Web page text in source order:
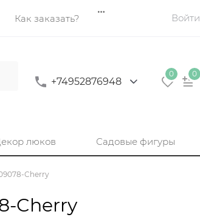
Как заказать? Войти
+74952876948
0 0
люков Садовые фигуры
Cherry
Cherry